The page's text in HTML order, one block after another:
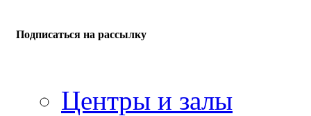
Подписаться на рассылку
Центры и залы